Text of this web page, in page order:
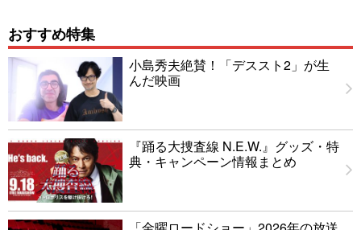
おすすめ特集
小島秀夫絶賛！「デススト2」が生
んだ映画
『踊る大捜査線 N.E.W.』グッズ・特
典・キャンペーン情報まとめ